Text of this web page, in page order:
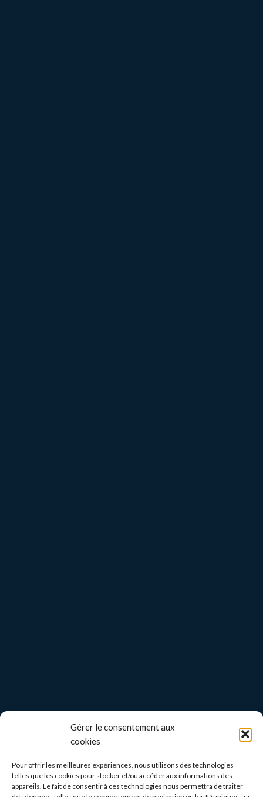
Gérer le consentement aux
cookies
Pour offrir les meilleures expériences, nous utilisons des technologies
telles que les cookies pour stocker et/ou accéder aux informations des
appareils. Le fait de consentir à ces technologies nous permettra de traiter